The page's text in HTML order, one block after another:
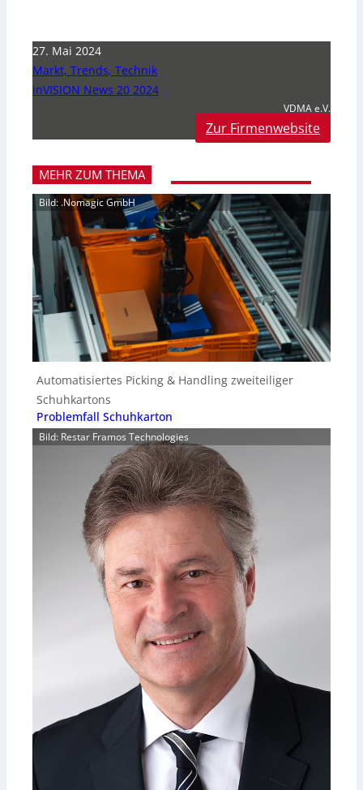
27. Mai 2024
Markt, Trends, Technik
inVISION News 20 2024
VDMA e.V.
Zur Firmenwebsite
MEHR ZUM THEMA
Bild: .Nomagic GmbH
Automatisiertes Picking & Handling zweiteiliger
Schuhkartons
Problemfall Schuhkarton
Bild: Restar Framos Technologies